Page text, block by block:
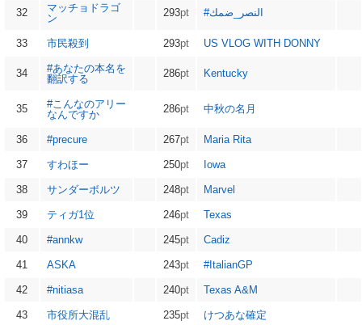
32
マッチョドラゴ
ン
293pt #النصر_ضمك
33 市民殺到 293pt US VLOG WITH DONNY
34
#あなたの本名を
翻訳する
286pt Kentucky
35
#こんなのアリー
なんですか
286pt 中秋の名月
36 #precure 267pt Maria Rita
37 すわほー 250pt Iowa
38 サンダーボルツ 248pt Marvel
39 ティガ1位 246pt Texas
40 #annkw 245pt Cadiz
41 ASKA 243pt #ItalianGP
42 #nitiasa 240pt Texas A&M
43 市役所大混乱 235pt けつあな確定